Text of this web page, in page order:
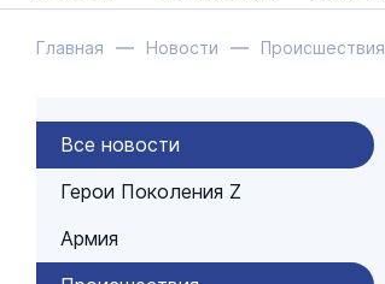
Главная Новости Происшествия
Все новости
Герои Поколения Z
Армия